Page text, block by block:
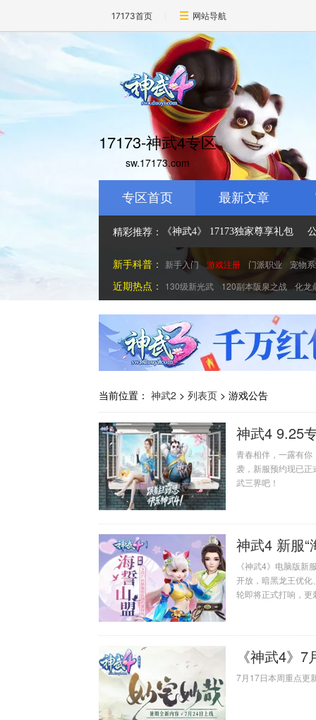
17173首页 网站导航
17173-神武4专区
sw.17173.com
专区首页 最新文章
精彩推荐： 《神武4》 17173独家尊享礼包
新手科普： 新手入门 游戏注册 门派职业 宠物
近期热点： 130级新光武 120副本阪泉之战 化龙
当前位置： 神武2 > 列表页 > 游戏公告
神武4 9.25
青春相伴，一露有你
袭，新服预约现已
武三界吧！
神武4 新服“
《神武4》电脑版新
开放，暗黑龙王优
轮即将正式打响，
《神武4》
7月17日本周重点更